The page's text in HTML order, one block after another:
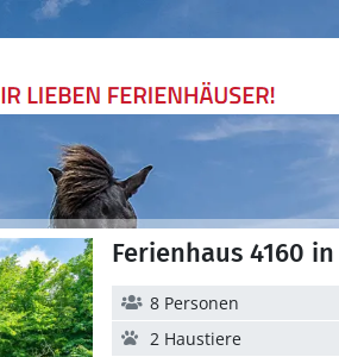
Ferienhaus 4160
8 Personen
2 Haustiere